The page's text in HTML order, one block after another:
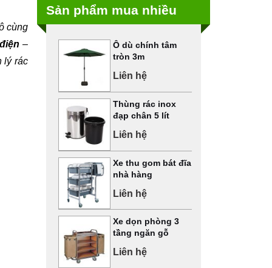
cùng
–
lý rác
Sản phẩm mua nhiều
Ô dù chính tâm
tròn 3m
Liên hệ
Thùng rác inox
đạp chân 5 lít
Liên hệ
Xe thu gom bát đĩa
nhà hàng
Liên hệ
Xe dọn phòng 3
tầng ngăn gỗ
Liên hệ